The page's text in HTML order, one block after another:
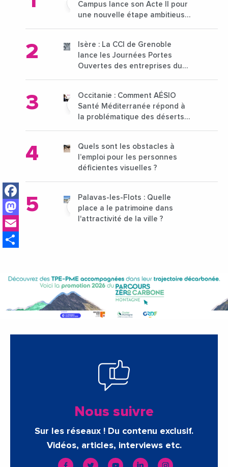
Facebook
Mastodon
Campus lance son Acte II pour
une nouvelle étape ambitieuse
Isère : La CCI de Grenoble
lance les Journées Portes
Ouvertes des entreprises du
Occitanie : Comment AÉSIO
Santé Méditerranée répond à
la problématique des déserts
Quels sont les obstacles à
l’emploi pour les personnes
déficientes visuelles ?
Palavas-les-Flots : Quelle
place a le patrimoine dans
l'attractivité de la ville ?
Nous suivre
Sur les réseaux ! Du contenu exclusif.
Vidéos, articles, interviews etc.